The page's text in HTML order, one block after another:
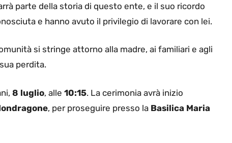
parte della storia di questo ente, e il suo ricordo
e hanno avuto il privilegio di lavorare con lei.
si stringe attorno alla madre, ai familiari e agli
perdita.
8 luglio, alle 10:15. La cerimonia avrà inizio
, per proseguire presso la Basilica Maria